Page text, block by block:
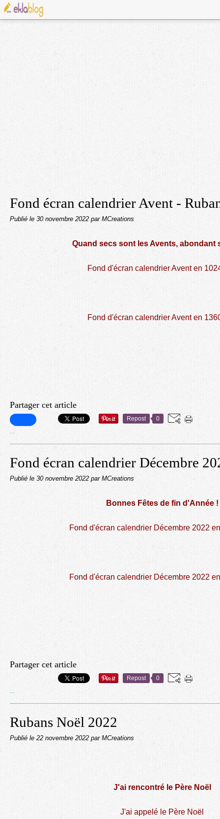
Fond écran calendrier Avent -
Publié le 30 novembre 2022 par MCreations
Quand secs sont les Avents, abondant
Fond d'écran calendrier Avent en
Fond d'écran calendrier Avent en
Partager cet article
Repost 0
Fond écran calendrier Décembre
Publié le 30 novembre 2022 par MCreations
Bonnes Fêtes de fin d'Année !
Fond d'écran calendrier Décembre 2022
Fond d'écran calendrier Décembre 2022
Partager cet article
Repost 0
Rubans Noël 2022
Publié le 22 novembre 2022 par MCreations
J'ai rencontré le Père Noël
J'ai appelé le Père Noël